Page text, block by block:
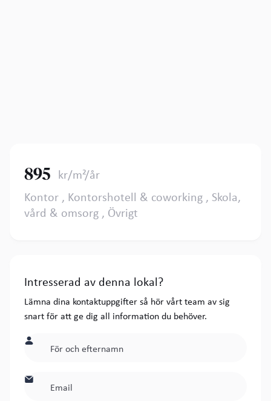
895 kr/m²/år
Kontor , Kontorshotell & coworking , Skola,
vård & omsorg , Övrigt
Intresserad av denna lokal?
Lämna dina kontaktuppgifter så hör vårt team av sig
snart för att ge dig all information du behöver.

